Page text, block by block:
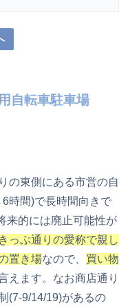
自転車駐車場
の東側にある市営の自
時間)で長時間向きで
来的には廃止可能性が
っぷ通りの愛称で親し
置き場なので、 買い物
えます。なお商店通り
(7-9/14/19)があるの